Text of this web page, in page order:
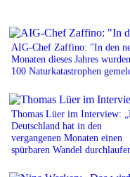
AIG-Chef Zaffino: "In den
Monaten dieses Jahres
100 Naturkatastrophen
Thomas Lüer im Interview:
Deutschland hat in den
vergangenen Monaten einen
spürbaren Wandel